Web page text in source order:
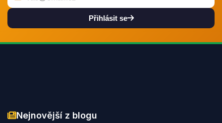
Přihlásit se
Nejnovější z blogu